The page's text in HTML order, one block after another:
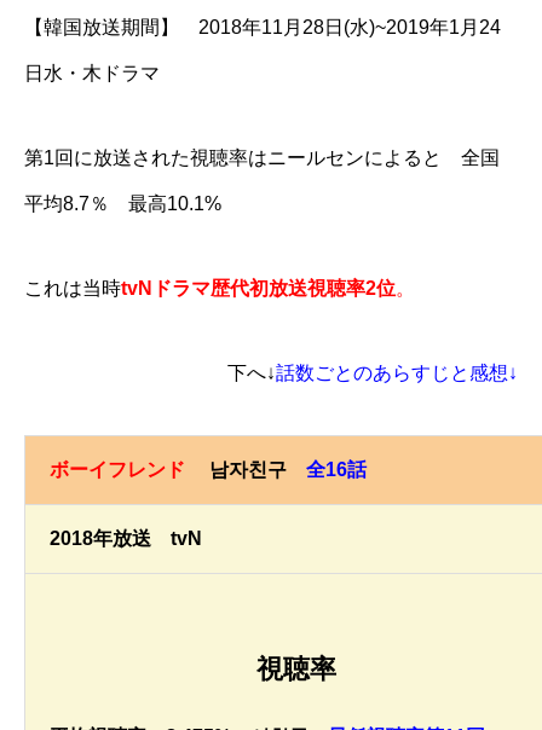
【韓国放送期間】 2018年11月28日(水)~2019年1月24
日水・木ドラマ
第1回に放送された視聴率はニールセンによると 全国
平均8.7％ 最高10.1%
これは当時tvNドラマ歴代初放送視聴率2位。
下へ↓話数ごとのあらすじと感想↓
ボーイフレンド 남자친구 全16話
2018年放送 tvN
視聴率